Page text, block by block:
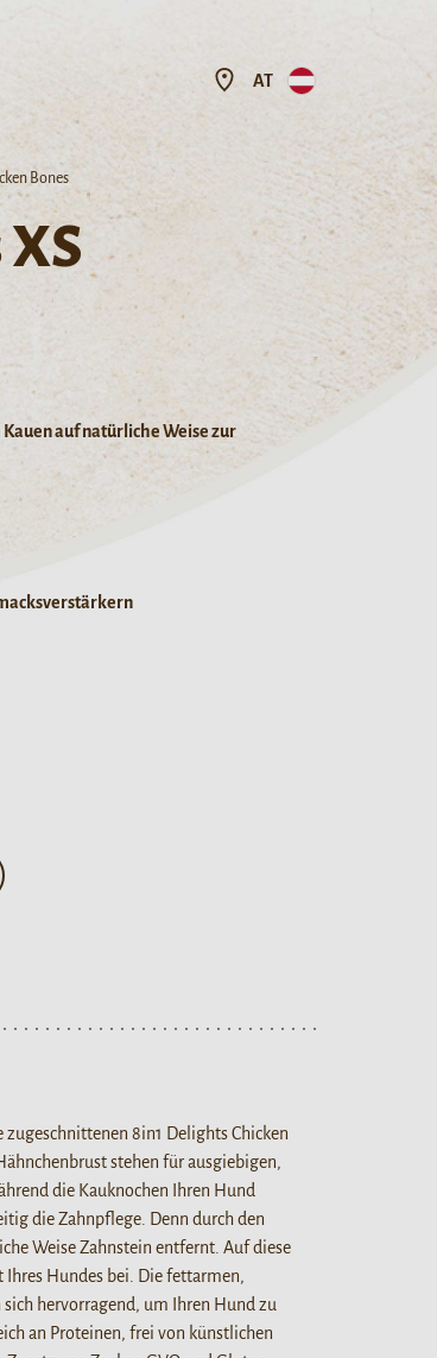
AT
Bones
auf natürliche Weise zur
8in1 Delights Chicken
stehen für ausgiebigen,
die Kauknochen Ihren Hund
die Zahnpflege. Denn durch den
Weise Zahnstein entfernt. Auf diese
Hundes bei. Die fettarmen,
hervorragend, um Ihren Hund zu
an Proteinen, frei von künstlichen